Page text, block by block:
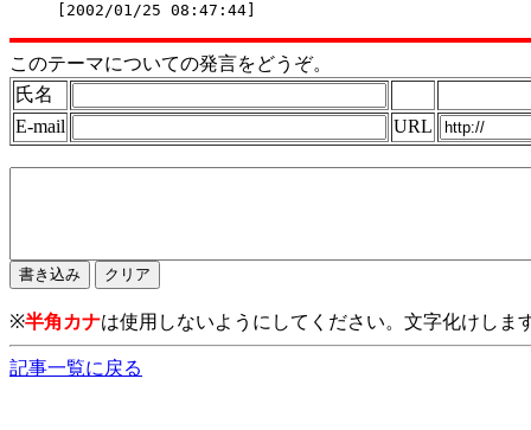
このテーマについての発言をどうぞ。
氏名
E-mail
URL
※半角カナは使用しないようにしてください。文字化けしま
記事一覧に戻る